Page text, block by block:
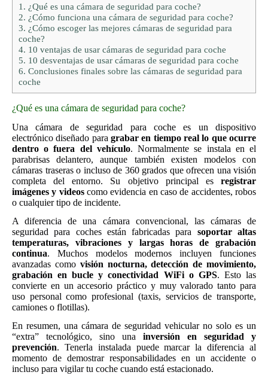
1. ¿Qué es una cámara de seguridad para coche?
2. ¿Cómo funciona una cámara de seguridad para coche?
3. ¿Cómo escoger las mejores cámaras de seguridad para
coche?
4. 10 ventajas de usar cámaras de seguridad para coche
5. 10 desventajas de usar cámaras de seguridad para coche
6. Conclusiones finales sobre las cámaras de seguridad para
coche
¿Qué es una cámara de seguridad para coche?
Una cámara de seguridad para coche es un dispositivo
electrónico diseñado para grabar en tiempo real lo que ocurre
dentro o fuera del vehículo. Normalmente se instala en el
parabrisas delantero, aunque también existen modelos con
cámaras traseras o incluso de 360 grados que ofrecen una visión
completa del entorno. Su objetivo principal es registrar
imágenes y videoscomo evidencia en caso de accidentes, robos
o cualquier tipo de incidente.
A diferencia de una cámara convencional, las cámaras de
seguridad para coches están fabricadas para soportar altas
temperaturas, vibraciones y largas horas de grabación
continua. Muchos modelos modernos incluyen funciones
avanzadas como visión nocturna, detección de movimiento,
grabación en bucle y conectividad WiFi o GPS. Esto las
convierte en un accesorio práctico y muy valorado tanto para
uso personal como profesional (taxis, servicios de transporte,
camiones o flotillas).
En resumen, una cámara de seguridad vehicular no solo es un
“extra” tecnológico, sino una inversión en seguridad y
prevención. Tenerla instalada puede marcar la diferencia al
momento de demostrar responsabilidades en un accidente o
incluso para vigilar tu coche cuando está estacionado.